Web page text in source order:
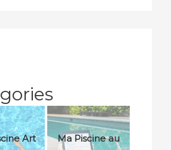
Art
Ma Piscine au